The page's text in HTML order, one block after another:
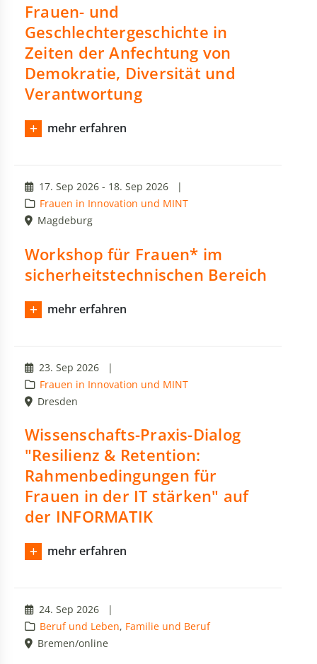
Frauen- und
Geschlechtergeschichte in
Zeiten der Anfechtung von
Demokratie, Diversität und
Verantwortung
mehr erfahren
17. Sep 2026 - 18. Sep 2026
|
Frauen in Innovation und MINT
Magdeburg
Workshop für Frauen* im
sicherheitstechnischen Bereich
mehr erfahren
23. Sep 2026
|
Frauen in Innovation und MINT
Dresden
Wissenschafts-Praxis-Dialog
"Resilienz & Retention:
Rahmenbedingungen für
Frauen in der IT stärken" auf
der INFORMATIK
mehr erfahren
24. Sep 2026
|
Beruf und Leben, Familie und Beruf
Bremen/online